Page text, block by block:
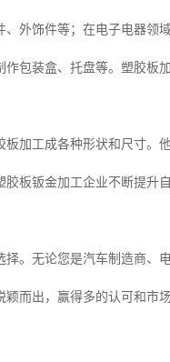
外饰件等；在电子电器领
包装盒、托盘等。塑胶板
加工成各种形状和尺寸。
板钣金加工企业不断提升
。无论您是汽车制造商、
而出，赢得多的认可和市